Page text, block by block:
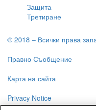
Защита
Третиране
© 2018 – Всички права
Правно Съобщение
Карта на сайта
Privacy Notice